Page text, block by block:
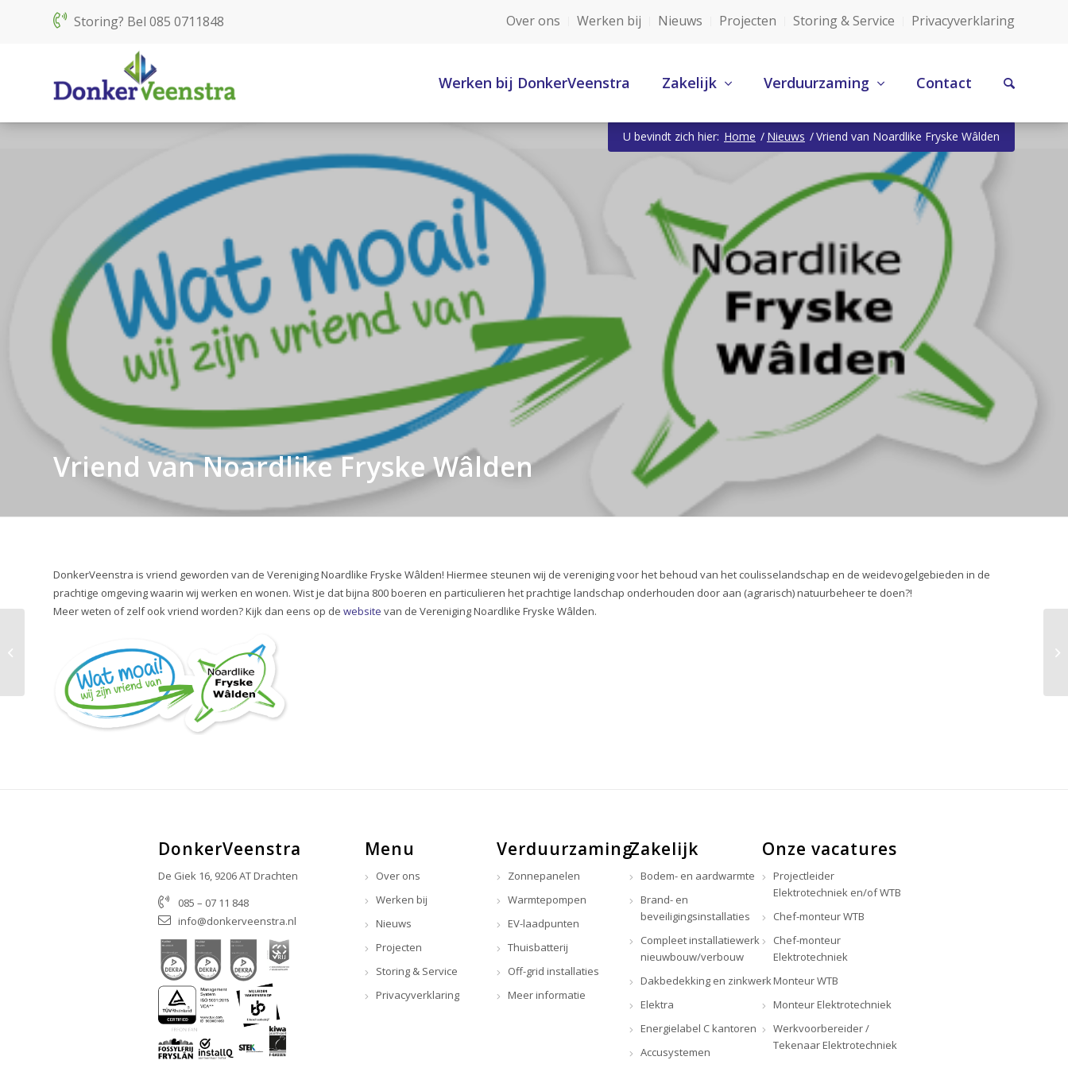
Over ons Werken bij Nieuws Projecten Storing & Service Privacyverklaring
Storing? Bel 085 0711848
Werken bij DonkerVeenstra Zakelijk Verduurzaming Contact
U bevindt zich hier: Home / Nieuws /Vriend van Noardlike Fryske Wâlden
Vriend van Noardlike Fryske Wâlden
DonkerVeenstra is vriend geworden van de Vereniging Noardlike Fryske Wâlden! Hiermee steunen wij de vereniging voor het behoud van het coulisselandschap en de weidevogelgebieden in de
prachtige omgeving waarin wij werken en wonen. Wist je dat bijna 800 boeren en particulieren het prachtige landschap onderhouden door aan (agrarisch) natuurbeheer te doen?!
Meer weten of zelf ook vriend worden? Kijk dan eens op de website van de VerenigingNoardlike Fryske Wâlden.
DonkerVeenstra
De Giek 16, 9206 AT Drachten
085 – 07 11 848
info@donkerveenstra.nl
Menu
Over ons
Werken bij
Nieuws
Projecten
Storing & Service
Privacyverklaring
Verduurzaming
Zonnepanelen
Warmtepompen
EV-laadpunten
Thuisbatterij
Off-grid installaties
Meer informatie
Zakelijk
Bodem- en aardwarmte
Brand- en
beveiligingsinstallaties
Compleet installatiewerk
nieuwbouw/verbouw
Dakbedekking en zinkwerk
Elektra
Energielabel C kantoren
Accusystemen
Onze vacatures
Projectleider
Elektrotechniek en/of WTB
Chef-monteur WTB
Chef-monteur
Elektrotechniek
Monteur WTB
Monteur Elektrotechniek
Werkvoorbereider /
Tekenaar Elektrotechniek
Nieuwbouwwoningen
Meerstad